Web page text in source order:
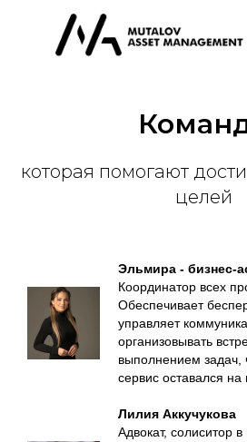
которая помогают
целей
Эльмира - бизнес-
Координатор всех
Обеспечивает
управляет
организовывать
выполнением задач,
сервис оставался
Лилия Аккучукова
Адвокат, солиситор